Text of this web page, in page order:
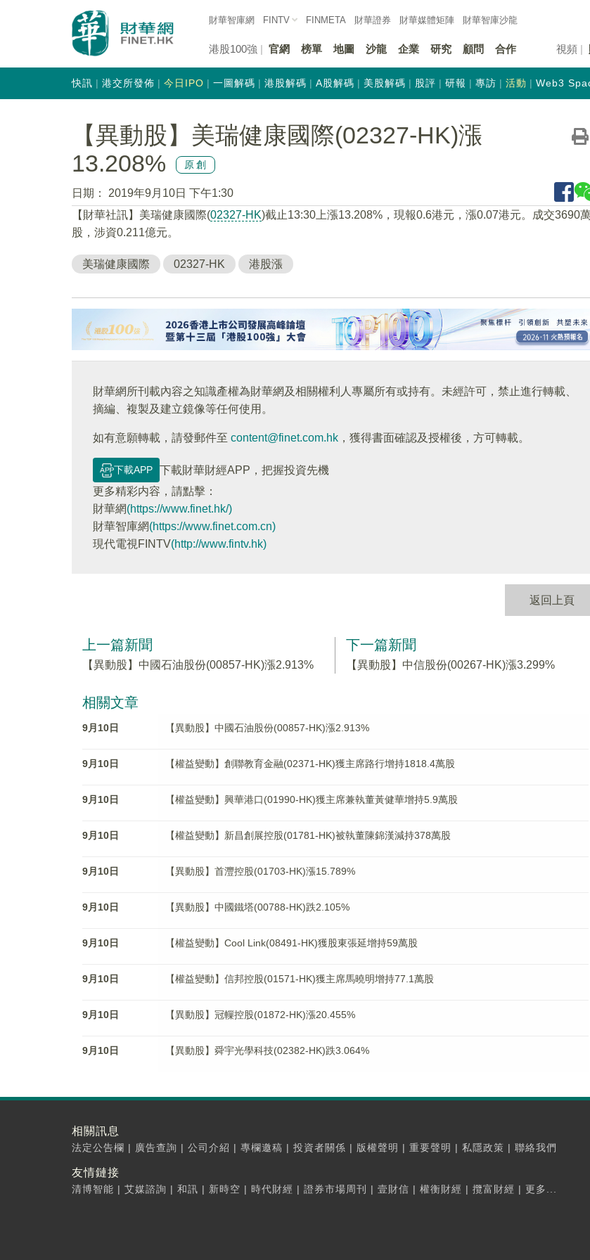
財華智庫網 FINTV FINMETA 財華證券 財華媒體矩陣 財華智庫沙龍
港股100強 官網 榜單 地圖 沙龍 企業 研究 顧問 合作 視頻
快訊 港交所發佈 今日IPO 一圖解碼 港股解碼 A股解碼 美股解碼 股評 研報 專訪 活動 Web3
【異動股】美瑞健康國際(02327-HK)漲
13.208%
原創
日期：
2019年9月10日 下午1:30
【財華社訊】美瑞健康國際(02327-HK)截止13:30上漲13.208%，現報0.6港元，漲0.07港元。成交3690
股，涉資0.211億元。
美瑞健康國際 02327-HK 港股漲
財華網所刊載內容之知識產權為財華網及相關權利人專屬所有或持有。未經許可，禁止進行轉載、
摘編、複製及建立鏡像等任何使用。
如有意願轉載，請發郵件至 content@finet.com.hk ，獲得書面確認及授權後，方可轉載。
下載APP
下載財華財經APP，把握投資先機
更多精彩内容，請點擊：
財華網(https://www.finet.hk/)
財華智庫網(https://www.finet.com.cn)
現代電視FINTV(http://www.fintv.hk)
返回上頁
上一篇新聞
【異動股】中國石油股份(00857-HK)漲2.913%
下一篇新聞
【異動股】中信股份(00267-HK)漲3.299%
相關文章
9月10日 【異動股】中國石油股份(00857-HK)漲2.913%
9月10日 【權益變動】創聯教育金融(02371-HK)獲主席路行增持1818.4萬股
9月10日 【權益變動】興華港口(01990-HK)獲主席兼執董黃健華增持5.9萬股
9月10日 【權益變動】新昌創展控股(01781-HK)被執董陳錦漢減持378萬股
9月10日 【異動股】首灃控股(01703-HK)漲15.789%
9月10日 【異動股】中國鐵塔(00788-HK)跌2.105%
9月10日 【權益變動】Cool Link(08491-HK)獲股東張延增持59萬股
9月10日 【權益變動】信邦控股(01571-HK)獲主席馬曉明增持77.1萬股
9月10日 【異動股】冠轈控股(01872-HK)漲20.455%
9月10日 【異動股】舜宇光學科技(02382-HK)跌3.064%
相關訊息
法定公告欄 | 廣告查詢 | 公司介紹 | 專欄邀稿 | 投資者關係 | 版權聲明 | 重要聲明 | 私隱政策 | 聯絡我們
友情鏈接
清博智能 | 艾媒諮詢 | 和訊 | 新時空 | 時代財經 | 證券市場周刊 | 壹財信 | 權衡財經 | 攬富財經 | 更多...